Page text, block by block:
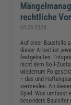
rechtliche
04.06.2024
Auf einer Baustelle
dieser Arbeit ist
festgehalten.
nicht dem Soll-
wiederrum
– das und
vermeiden. An
Spiel. Was umfasst
besonders